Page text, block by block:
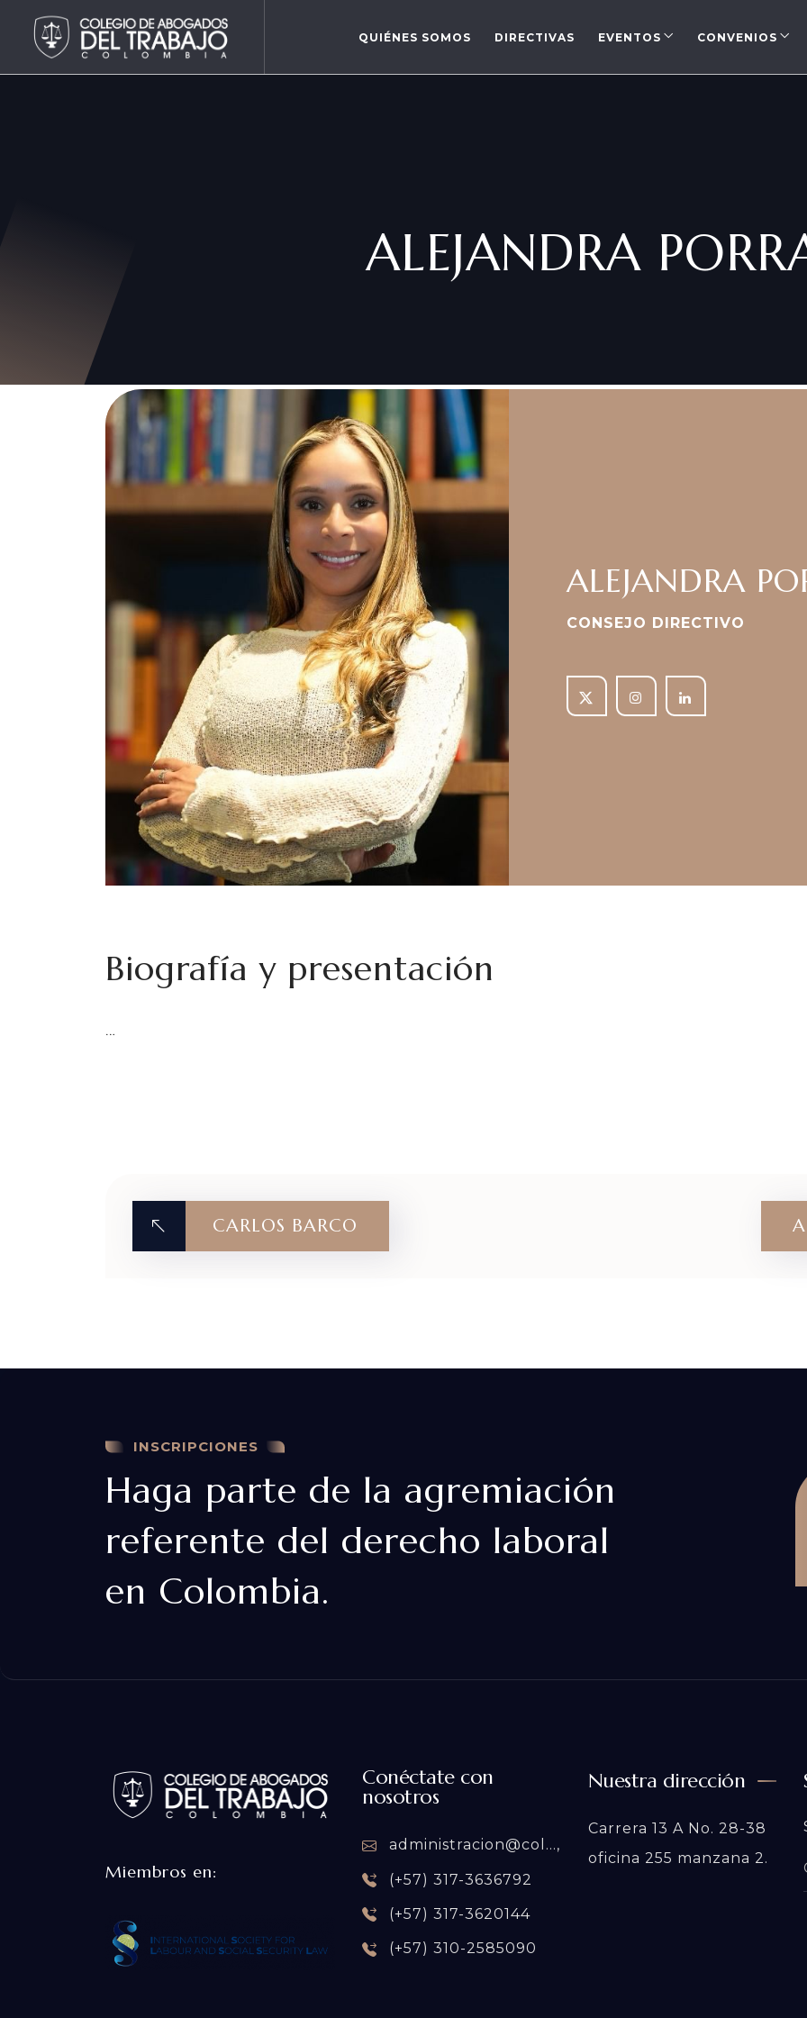
QUIÉNES SOMOS DIRECTIVAS EVENTOS CONVENIOS
ALEJANDRA
ALEJANDRA
CONSEJO DIRECTIVO
Biografía y presentación
…
CARLOS BARCO
INSCRIPCIONES
Haga parte de la agremiación
referente del derecho laboral
en Colombia.
Miembros en:
Conéctate con
nosotros
administracion@col...,
(+57) 317-3636792
(+57) 317-3620144
(+57) 310-2585090
Nuestra dirección
Carrera 13 A No. 28-38
oficina 255 manzana 2.